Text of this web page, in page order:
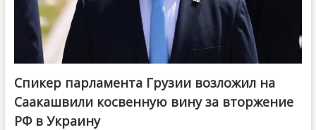
Спикер парламента Грузии возложил на
Саакашвили косвенную вину за вторжение
РФ в Украину